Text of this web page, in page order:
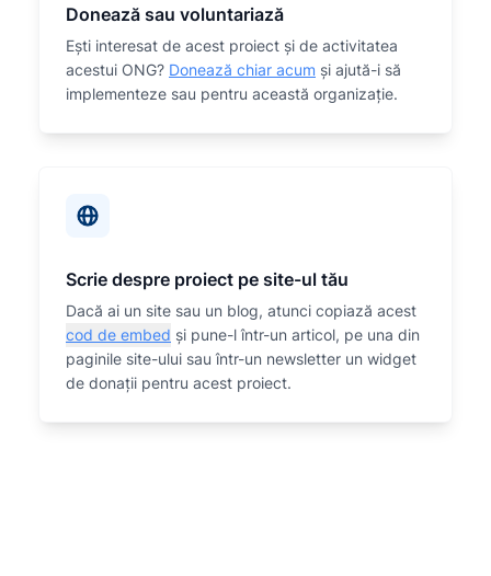
Donează sau voluntariază
Eşti interesat de acest proiect și de activitatea
acestui ONG? Donează chiar acum și ajută-i să
implementeze sau pentru această organizaţie.
Scrie despre proiect pe site-ul tău
Dacă ai un site sau un blog, atunci copiază acest
cod de embed și pune-l într-un articol, pe una din
paginile site-ului sau într-un newsletter un widget
de donații pentru acest proiect.